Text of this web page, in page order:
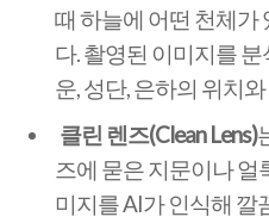
때 하늘에 어떤 천체가
다. 촬영된 이미지를
운, 성단, 은하의 위치
클린 렌즈(Clean Lens)
즈에 묻은 지문이나 얼
미지를 AI가 인식해 깔